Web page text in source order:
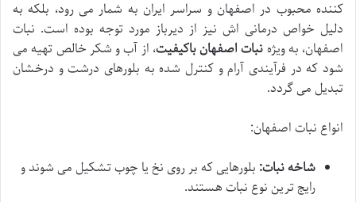
کننده محبوب در اصفهان و سراسر ایران به شمار می رود، بلکه به
دلیل خواص درمانی اش نیز از دیرباز مورد توجه بوده است. نبات
اصفهان، به ویژهنبات اصفهان باکیفیت، از آب و شکر خالص تهیه می
شود که در فرآیندی آرام و کنترل شده به بلورهای درشت و درخشان
تبدیل می گردد.
انواع نبات اصفهان:
شاخه نبات: بلورهایی که بر روی نخ یا چوب تشکیل می شوند و
رایج ترین نوع نبات هستند.